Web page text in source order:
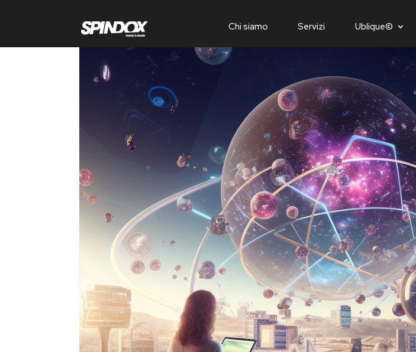
Chi siamo Servizi Ublique©